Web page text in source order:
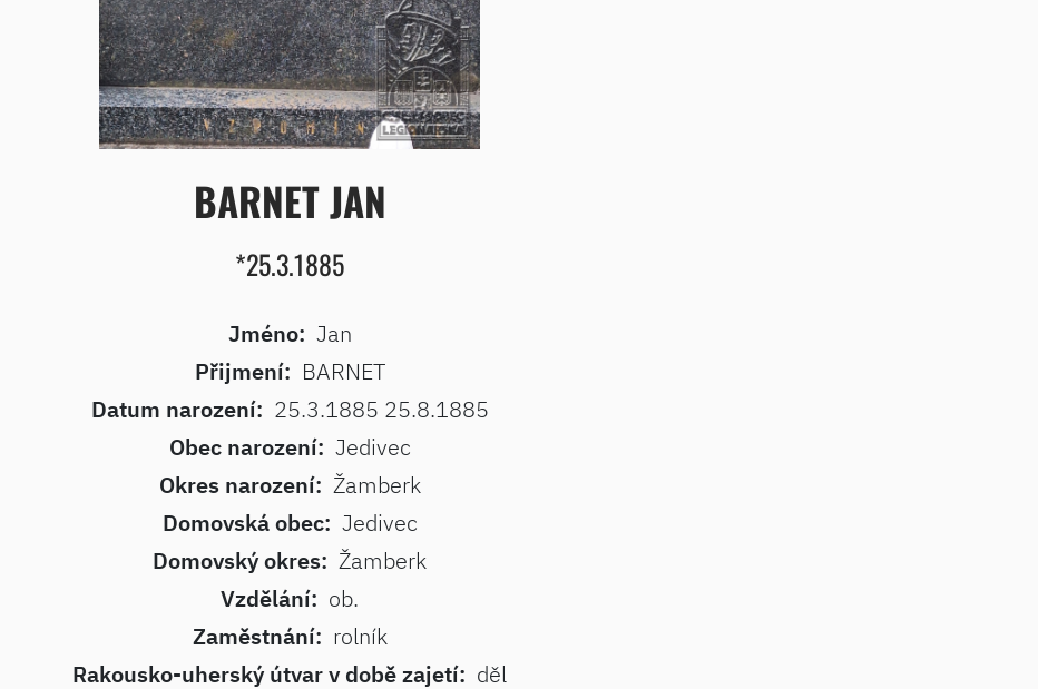
BARNET JAN
*25.3.1885
Jméno: Jan
Přijmení: BARNET
Datum narození: 25.3.1885 25.8.1885
Obec narození: Jedivec
Okres narození: Žamberk
Domovská obec: Jedivec
Domovský okres: Žamberk
Vzdělání: ob.
Zaměstnání: rolník
Rakousko-uherský útvar v době zajetí: děl